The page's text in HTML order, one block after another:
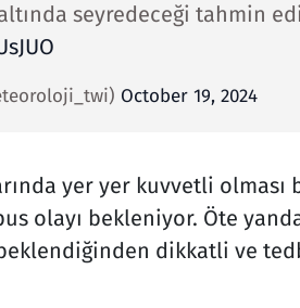
seyredeceği tahmin
October 19, 2024
yer yer kuvvetli
olayı bekleniyor. Öte
dikkatli ve